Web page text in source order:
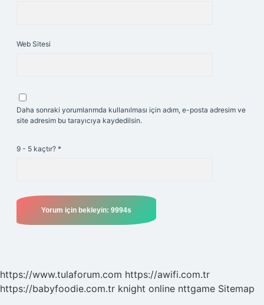
Web Sitesi
Daha sonraki yorumlarımda kullanılması için adım, e-posta adresim ve
site adresim bu tarayıcıya kaydedilsin.
9 - 5 kaçtır? *
https://www.tulaforum.com https://awifi.com.tr
https://babyfoodie.com.tr knight online nttgame Sitemap